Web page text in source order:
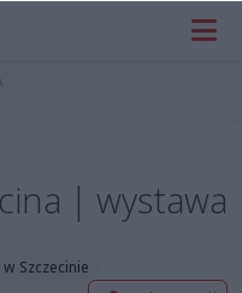
| wystawa
Szczecinie